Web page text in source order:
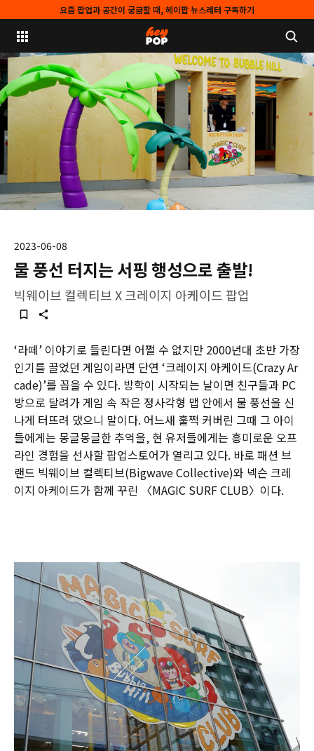
요즘 팝업과 공간이 궁금할 때, 헤이팝 뉴스레터 구독하기
2023-06-08
물 풍선 터지는 서핑 행성으로 출발!
빅웨이브 컬렉티브 X 크레이지 아케이드 팝업
‘라떼’ 이야기로 들린다면 어쩔 수 없지만 2000년대 초반 가장
인기를 끌었던 게임이라면 단연 ‘크레이지 아케이드(Crazy Ar
cade)’를 꼽을 수 있다. 방학이 시작되는 날이면 친구들과 PC
방으로 달려가 게임 속 작은 정사각형 맵 안에서 물 풍선을 신
나게 터뜨려 댔으니 말이다. 어느새 훌쩍 커버린 그때 그 아이
들에게는 몽글몽글한 추억을, 현 유저들에게는 흥미로운 오프
라인 경험을 선사할 팝업스토어가 열리고 있다. 바로 패션 브
랜드 빅웨이브 컬렉티브(Bigwave Collective)와 넥슨 크레
이지 아케이드가 함께 꾸린 〈MAGIC SURF CLUB〉이다.